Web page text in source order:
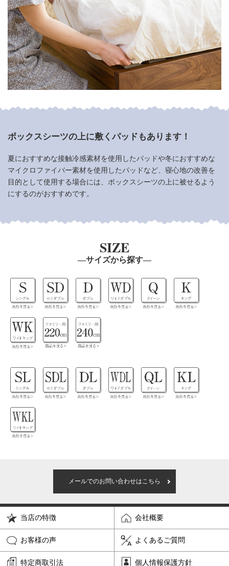
ボックスシーツの上に敷くパッドもあります！
夏におすすめな接触冷感素材を使用したパッドや冬におすすめな
マイクロファイバー素材を使用したパッドなど、 寝心地の改善を
目的として使用する場合には、 ボックスシーツの上に被せるよう
にするのがおすすめです。
SIZE
―サイズから探す―
メールでのお問い合わせはこちら
当店の特徴 会社概要
お客様の声 よくあるご質問
特定商取引法 個人情報保護方針